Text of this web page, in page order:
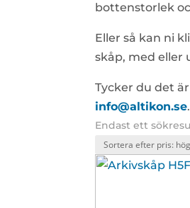
bottenstorlek
Eller så kan ni
skåp, med eller
Tycker du det
info@altikon.se.
Endast ett